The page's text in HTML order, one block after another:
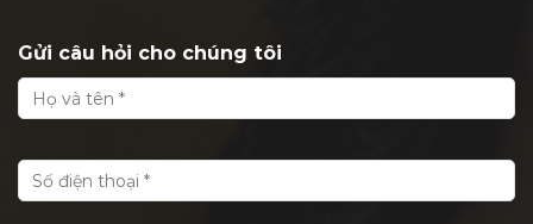
Gửi câu hỏi cho chúng tôi